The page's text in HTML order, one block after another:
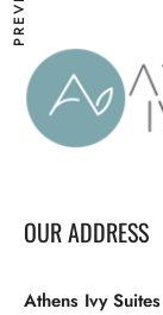
OUR ADDRESS
Athens Ivy Suites